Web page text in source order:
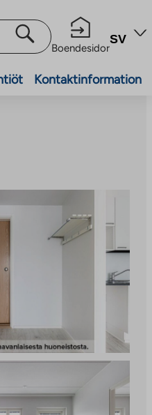
Boendesidor
SV
Kontaktinformation